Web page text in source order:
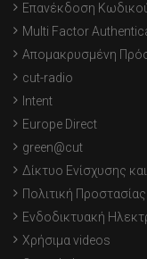
Επανέκδοση
Multi Factor
Απομακρυσμένη
cut-radio
Intent
Europe Direct
green@cut
Δίκτυο Ενίσχυσης
Πολιτική
Ενδοδικτυακή
Χρήσιμα videos